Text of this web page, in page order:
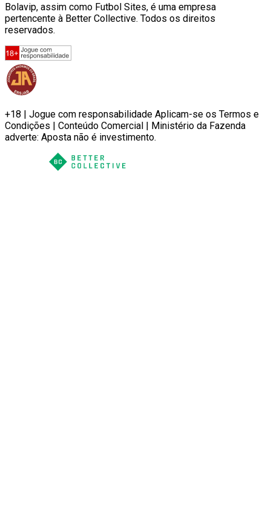
Bolavip, assim como Futbol Sites, é uma empresa
pertencente à Better Collective. Todos os direitos
reservados.
+18 | Jogue com responsabilidade Aplicam-se os Termos e
Condições | Conteúdo Comercial | Ministério da Fazenda
adverte: Aposta não é investimento.